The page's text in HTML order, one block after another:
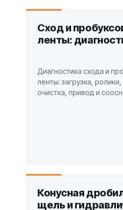
Сход и
ленты:
Диагностика схода и
ленты: загрузка,
очистка, привод и
Конусная
щель и